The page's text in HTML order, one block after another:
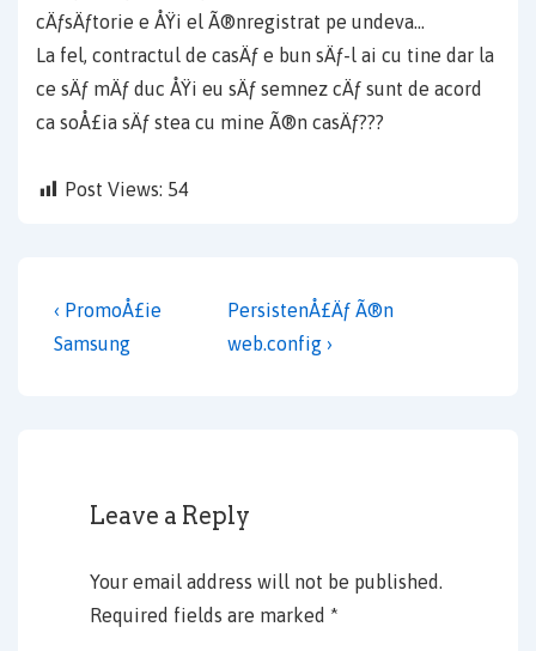
cÄƒsÄƒtorie e ÅŸi el Ã®nregistrat pe undeva…
La fel, contractul de casÄƒ e bun sÄƒ-l ai cu tine dar la
ce sÄƒ mÄƒ duc ÅŸi eu sÄƒ semnez cÄƒ sunt de acord
ca soÅ£ia sÄƒ stea cu mine Ã®n casÄƒ???
Post Views: 54
Post
navigation
Previous
Post
‹ PromoÅ£ie
Samsung
Next
Post
PersistenÅ£Äƒ Ã®n
web.config ›
Leave a Reply
Your email address will not be published.
Required fields are marked *